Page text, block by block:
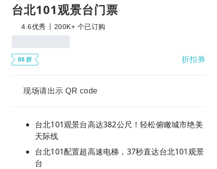
台北101观景台门票
4.6优秀 200K+ 个已订购
88 折 折扣券
现场请出示 QR code
台北101观景台高达382公尺！轻松俯瞰城市绝美
天际线
台北101配置超高速电梯，37秒直达台北101观景
台